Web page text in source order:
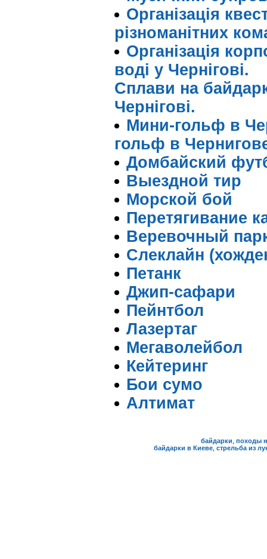
Організація
різноманітних
Організація
воді у Чернігові.
Сплави на
Чернігові.
Мини-гольф в
гольф в
Домбайский
Выездной тир
Морской бой
Перетягивание
Веревочный
Слеклайн
Петанк
Джип-сафари
Пейнтбол
Лазертаг
Мегаволейбол
Кейтеринг
Бои сумо
Алтимат
байдарки походы
байдарки в Киеве, стрельба из